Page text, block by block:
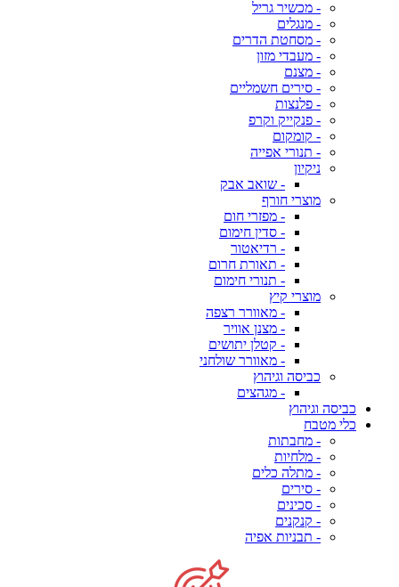
- מכשיר גריל
- מנגלים
- מסחטת הדרים
- מעבדי מזון
- מצנם
- סירים חשמליים
- פלנצות
- פנקייק וקרפ
- קומקום
- תנורי אפייה
ניקיון
- שואב אבק
מוצרי חורף
- מפזרי חום
- סדין חימום
- רדיאטור
- תאורת חרום
- תנורי חימום
מוצרי קיץ
- מאוורר רצפה
- מצנן אוויר
- קטלן יתושים
- מאוורר שולחני
כביסה וגיהוץ
- מגהצים
כביסה וגיהוץ
כלי מטבח
- מחבתות
- מלחיות
- מתלה כלים
- סירים
- סכינים
- קנקנים
- תבניות אפיה